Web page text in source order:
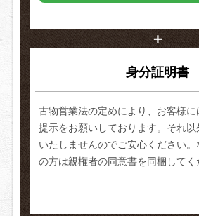
＋
身分証明書
古物営業法の定めにより、お客様
提示をお願いしております。それ以
いたしませんのでご安心ください
の方は親権者の同意書を同梱してく